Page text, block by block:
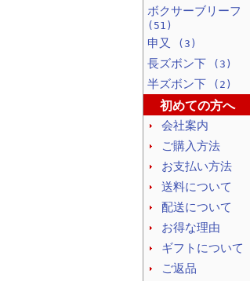
ボクサーブリーフ
(51)
申又 (3)
長ズボン下 (3)
半ズボン下 (2)
初めての方へ
会社案内
ご購入方法
お支払い方法
送料について
配送について
お得な理由
ギフトについて
ご返品